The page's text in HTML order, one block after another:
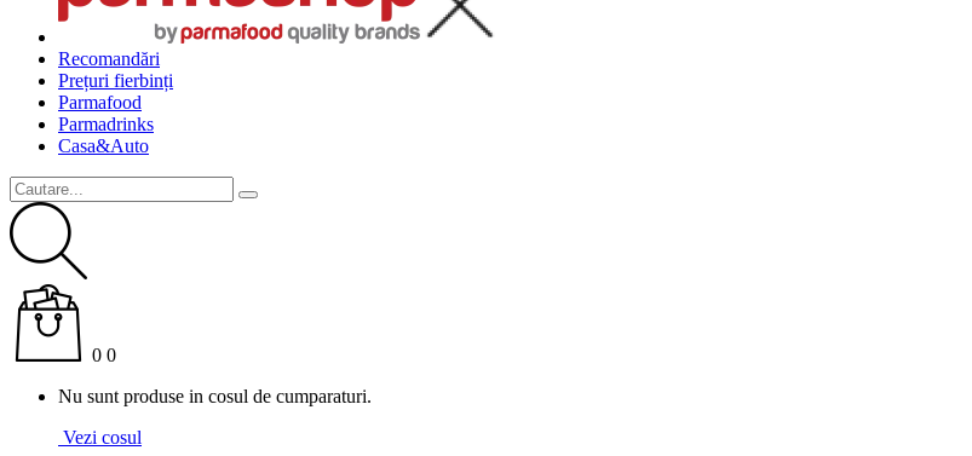
Recomandări
Prețuri fierbinți
Parmafood
Parmadrinks
Casa&Auto
0 0
Nu sunt produse in cosul de cumparaturi.
Vezi cosul